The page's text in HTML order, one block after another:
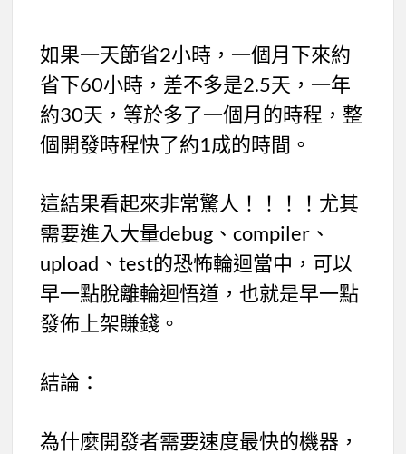
如果一天節省2小時，一個月下來約
省下60小時，差不多是2.5天，一年
約30天，等於多了一個月的時程，整
個開發時程快了約1成的時間。
這結果看起來非常驚人！！！！尤其
需要進入大量debug、compiler、
upload、test的恐怖輪迴當中，可以
早一點脫離輪迴悟道，也就是早一點
發佈上架賺錢。
結論：
為什麼開發者需要速度最快的機器，